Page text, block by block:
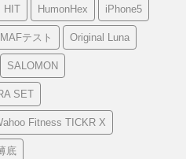
HIT HumonHex iPhone5
MAFテスト Original Luna
SALOMON
SET
Fitness TICKR X
底